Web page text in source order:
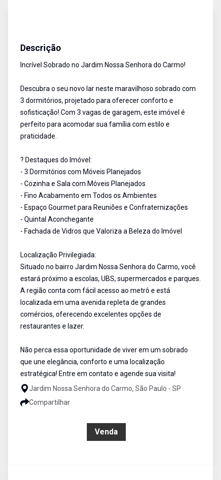
Descrição
Incrível Sobrado no Jardim Nossa Senhora do Carmo!
Descubra o seu novo lar neste maravilhoso sobrado com
3 dormitórios, projetado para oferecer conforto e
sofisticação! Com 3 vagas de garagem, este imóvel é
perfeito para acomodar sua família com estilo e
praticidade.
? Destaques do Imóvel:
- 3 Dormitórios com Móveis Planejados
- Cozinha e Sala com Móveis Planejados
- Fino Acabamento em Todos os Ambientes
- Espaço Gourmet para Reuniões e Confraternizações
- Quintal Aconchegante
- Fachada de Vidros que Valoriza a Beleza do Imóvel
Localização Privilegiada:
Situado no bairro Jardim Nossa Senhora do Carmo, você
estará próximo a escolas, UBS, supermercados e parques.
A região conta com fácil acesso ao metrô e está
localizada em uma avenida repleta de grandes
comércios, oferecendo excelentes opções de
restaurantes e lazer.
Não perca essa oportunidade de viver em um sobrado
que une elegância, conforto e uma localização
estratégica! Entre em contato e agende sua visita!
Jardim Nossa Senhora do Carmo, São Paulo - SP
Compartilhar
Venda